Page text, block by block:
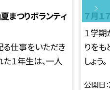
まつりボランティ
仕事をいただき
た１年生は、一人
７月
１学期
りをも
しょう。
公開日